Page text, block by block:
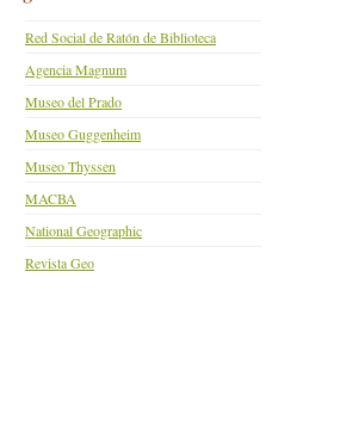
Red Social de Ratón de Biblioteca
Agencia Magnum
Museo del Prado
Museo Guggenheim
Museo Thyssen
MACBA
National Geographic
Revista Geo